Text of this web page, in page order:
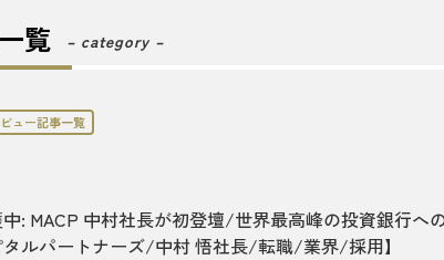
覧 – category –
ュー記事一覧
: MACP 中村社長が初登壇/世界最高峰の投資銀行へ
タルパートナーズ/中村 悟社長/転職/業界/採用】